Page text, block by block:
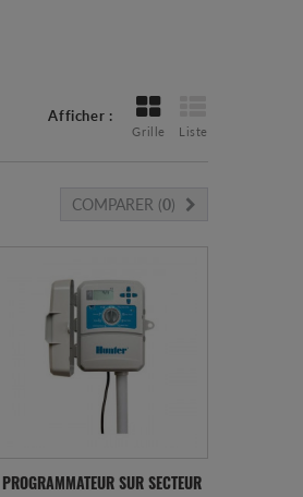
Afficher :
Grille Liste
COMPARER (0)
PROGRAMMATEUR SUR SECTEUR